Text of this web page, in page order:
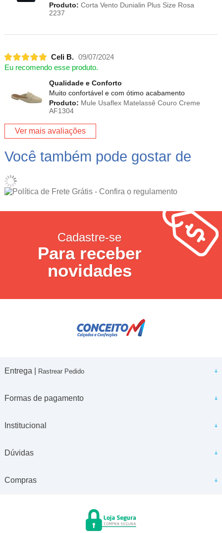
Produto: Corta Vento Dunialin Plus Size Rosa
2237
Celi B. 09/07/2024
Eu recomendo esse produto.
Qualidade e Conforto
Muito confortável e com ótimo acabamento
Produto: Mule Usaflex Matelassê Couro Creme
AF1304
Ver mais avaliações
Você também pode gostar de
Cadastre-se
Para receber
novidades
Entrega | Rastrear Pedido
Formas de pagamento
Institucional
Dúvidas
Compras